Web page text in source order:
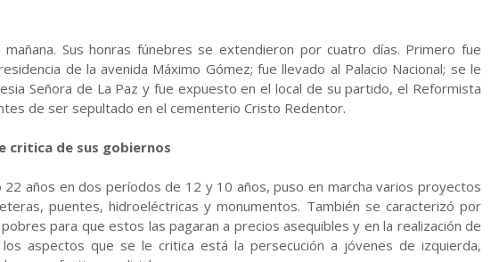
mañana. Sus honras fúnebres se extendieron por cuatro días. Primero fue
de la avenida Máximo Gómez; fue llevado al Palacio Nacional; se le
Señora de La Paz y fue expuesto en el local de su partido, el Reformista
de ser sepultado en el cementerio Cristo Redentor.
critica de sus gobiernos
22 años en dos períodos de 12 y 10 años, puso en marcha varios proyectos
puentes, hidroeléctricas y monumentos. También se caracterizó por
para que estos las pagaran a precios asequibles y en la realización de
aspectos que se le critica está la persecución a jóvenes de izquierda,